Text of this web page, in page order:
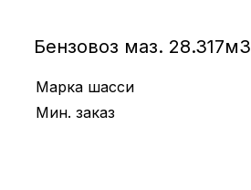
Бензовоз маз. 28.317м3
Марка шасси
Мин. заказ